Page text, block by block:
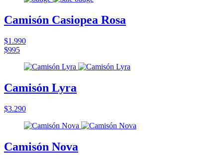
Camisón Casiopea Rosa
$1.990
$995
Camisón Lyra
$3.290
Camisón Nova